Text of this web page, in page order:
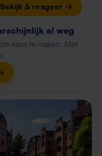
Bekijk & reageer →
al weg
kans te maken. Met